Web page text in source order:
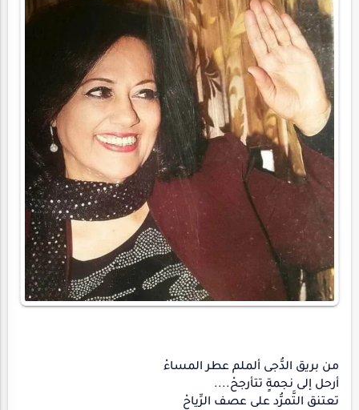
من بريق الدُّجى ألملم عطر المساءْ
أرحل إلى نجمةٍ تتأرجحْ....
تعتنق التَّمرُّد على عصف الرِّياحْ